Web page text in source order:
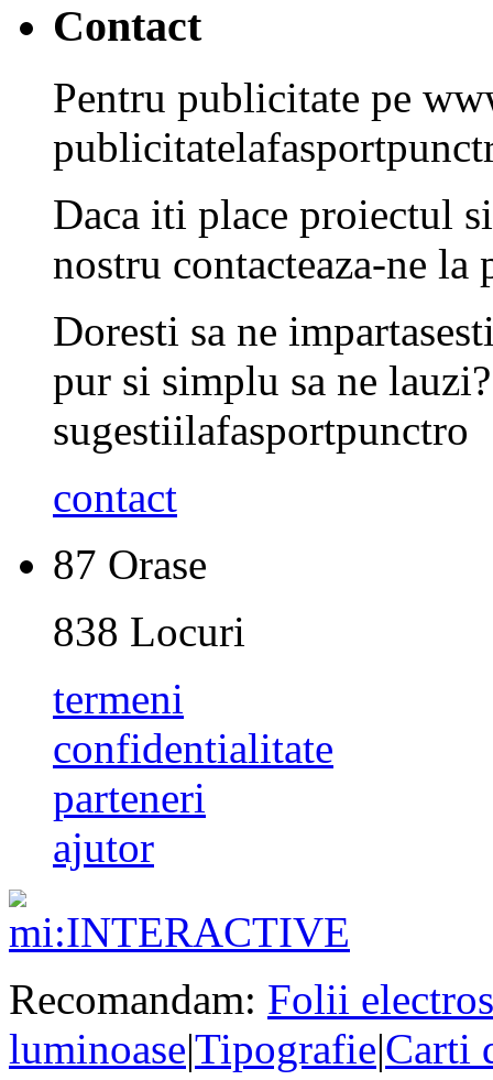
Contact
Pentru publicitate pe
publicitatelafasportpunct
Daca iti place proiectul
nostru contacteaza-ne la
Doresti sa ne
pur si simplu sa ne
sugestiilafasportpunctro
contact
87 Orase
838 Locuri
termeni
confidentialitate
parteneri
ajutor
Recomandam: Folii
luminoase|Tipografie|Carti